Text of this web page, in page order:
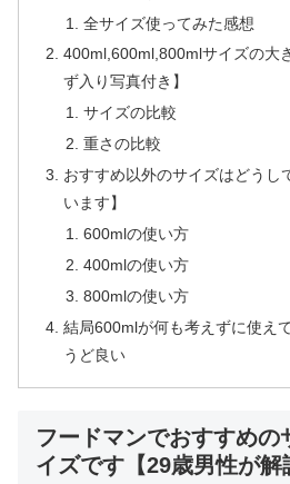
全サイズ使ってみた感想
400ml,600ml,800mlサイズの大
ず入り写真付き】
サイズの比較
重さの比較
おすすめ以外のサイズはどうし
います】
600mlの使い方
400mlの使い方
800mlの使い方
結局600mlが何も考えずに使え
うど良い
フードマンでおすすめ
イズです【29歳男性が解